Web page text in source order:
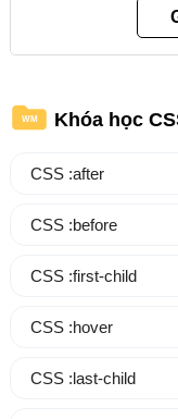
WM Khóa học
CSS :after
CSS :before
CSS :first-child
CSS :hover
CSS :last-child